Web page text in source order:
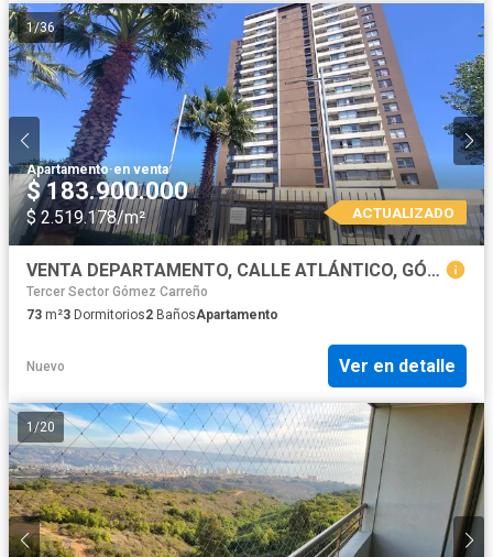
1/36
Apartamento·en venta
$ 183.900.000
$ 2.519.178/m² ACTUALIZADO
VENTA DEPARTAMENTO, CALLE ATLÁNTICO, GÓMEZ CARREÑO, VIÑA DEL MAR, V REGIÓN
Tercer Sector Gómez Carreño
73 m²3 Dormitorios2 BañosApartamento
Nuevo Ver en detalle
1/20